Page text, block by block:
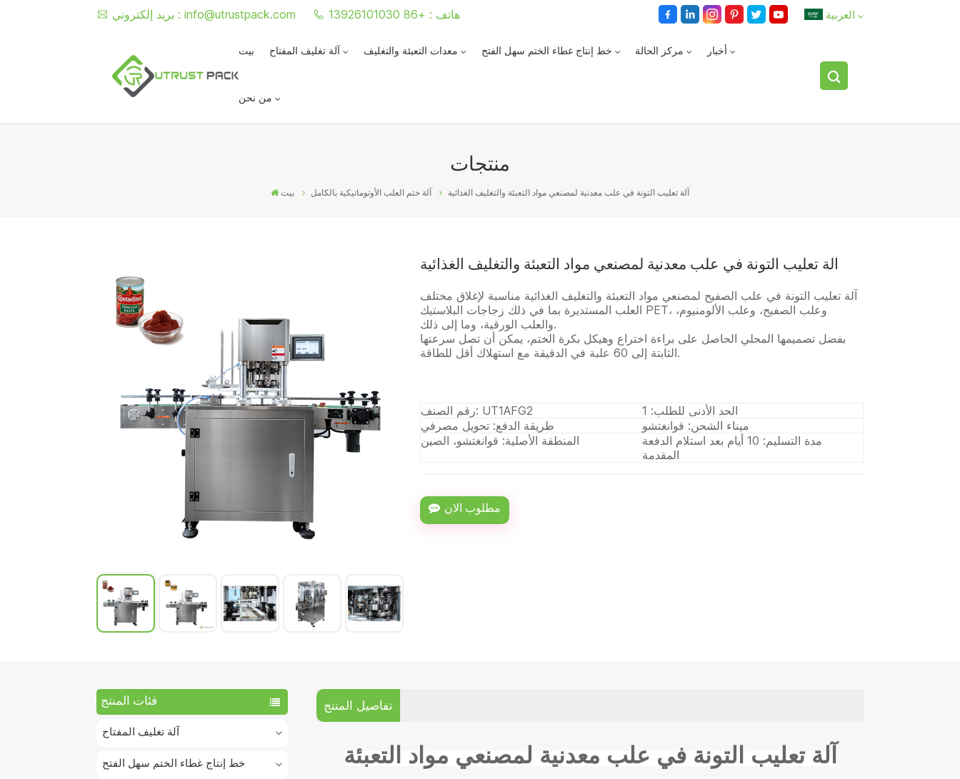
بريد إلكتروني : info@utrustpack.com هاتف : +86 13926101030 العربية
بيت آلة تغليف المفتاح معدات التعبئة والتغليف خط إنتاج غطاء الختم سهل الفتح مركز الحالة أخبار
من نحن
منتجات
بيت آلة ختم العلب الأوتوماتيكية بالكامل آلة تعليب التونة في علب معدنية لمصنعي مواد التعبئة والتغليف الغذائية
آلة تعليب التونة في علب معدنية لمصنعي مواد التعبئة والتغليف الغذائية
آلة تعليب التونة في علب الصفيح لمصنعي مواد التعبئة والتغليف الغذائية مناسبة لإغلاق مختلف
العلب المستديرة بما في ذلك زجاجات البلاستيك PET، وعلب الصفيح، وعلب الألومنيوم،
والعلب الورقية، وما إلى ذلك.
بفضل تصميمها المحلي الحاصل على براءة اختراع وهيكل بكرة الختم، يمكن أن تصل سرعتها
الثابتة إلى 60 علبة في الدقيقة مع استهلاك أقل للطاقة.
رقم الصنف: UT1AFG2
الحد الأدنى للطلب: 1
طريقة الدفع: تحويل مصرفي
ميناء الشحن: قوانغتشو
المنطقة الأصلية: قوانغتشو، الصين
مدة التسليم: 10 أيام بعد استلام الدفعة
المقدمة
مطلوب الان
فئات المنتج
آلة تغليف المفتاح
خط إنتاج غطاء الختم سهل الفتح
تفاصيل المنتج
آلة تعليب التونة في علب معدنية لمصنعي مواد التعبئة